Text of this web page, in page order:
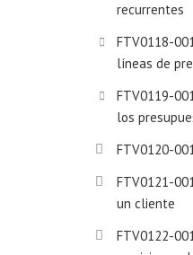
recurrentes
FTV0118-
líneas de
FTV0119-
los
FTV0120-
FTV0121-
un cliente
FTV0122-